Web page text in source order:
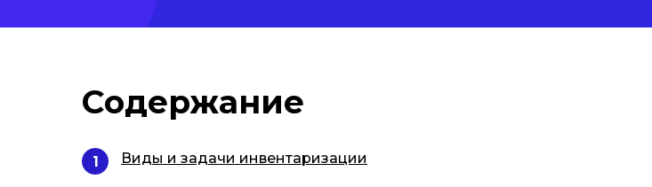
Содержание
1 Виды и задачи инвентаризации